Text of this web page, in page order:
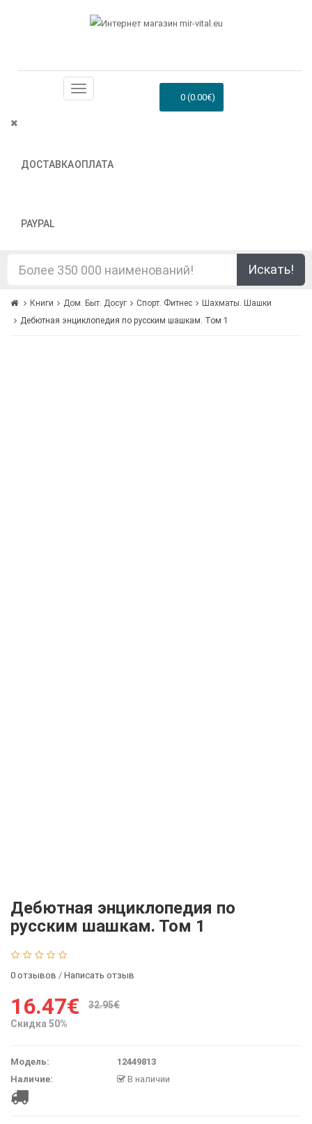
ДОСТАВКАОПЛАТА
PAYPAL
0 (0.00€)
Искать!
Книги Дом. Быт. Досуг Спорт. Фитнес
Шахматы. Шашки
Дебютная энциклопедия по русским шашкам. Том 1
Дебютная энциклопедия по
русским шашкам. Том 1
0 отзывов / Написать отзыв
16.47€
32.95€
Скидка 50%
Модель:
12449813
Наличие:
В наличии